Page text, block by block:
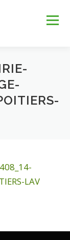
Menu
LAV